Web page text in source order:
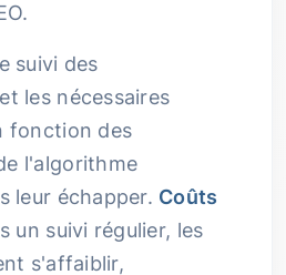
suivi des
les nécessaires
fonction des
l'algorithme
leur échapper. Coûts
un suivi régulier, les
s'affaiblir,